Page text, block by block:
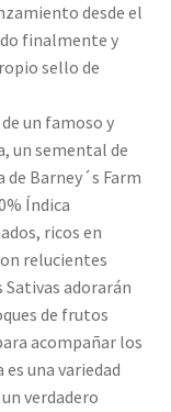
desde el
finalmente y
sello de
un famoso y
un semental de
Barney´s Farm
Índica
ricos en
relucientes
Sativas adorarán
de frutos
acompañar los
una variedad
verdadero